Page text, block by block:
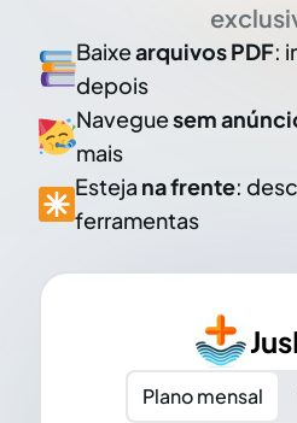
Baixearquivos PDF:
depois
Naveguesem
mais
Esteja na frente:
ferramentas
Plano mensal